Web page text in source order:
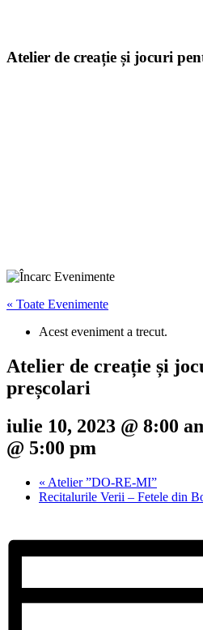
Atelier de creație și jocuri
« Toate Evenimente
Acest eveniment a trecut.
Atelier de creație și
preșcolari
iulie 10, 2023 @ 8:00
@ 5:00 pm
« Atelier ”DO-RE-MI”
Recitalurile Verii – Fetele din